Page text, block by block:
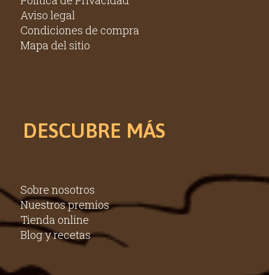
Aviso legal
Condiciones de compra
Mapa del sitio
DESCUBRE MÁS
Sobre nosotros
Nuestros premios
Tienda online
Blog y recetas